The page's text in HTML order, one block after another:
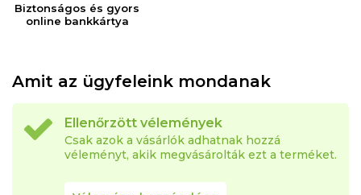
Biztonságos és gyors
online bankkártya
Amit az ügyfeleink mondanak
Ellenőrzött vélemények
Csak azok a vásárlók adhatnak hozzá
véleményt, akik megvásárolták ezt a terméket.